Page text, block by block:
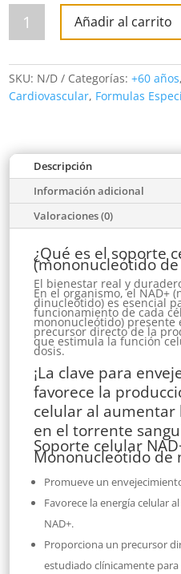
NMN
Nicotinamide
Mononucleotide
cantidad
Añadir al carrito
SKU: N/D Categorías:+60 años
Cardiovascular, Formulas
Descripción
Información adicional
Valoraciones (0)
¿Qué es el soporte
(mononucleótido
El bienestar real y
En el organismo, el NAD+
dinucleótido) es esencial
funcionamiento de cada
mononucleótido) presente
precursor directo de la
que estimula la función
dosis.
¡La clave para
favorece la
celular al aumentar
en el torrente
Soporte celular
Mononucleótido de
Promueve un
Favorece la energía celular
NAD+.
Proporciona un precursor
estudiado clínicamente